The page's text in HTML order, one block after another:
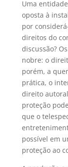
Uma
oposta à
por
direitos do
discussão?
nobre: o
porém, a
prática, o
direito
proteção
que o
possível em
proteção ao